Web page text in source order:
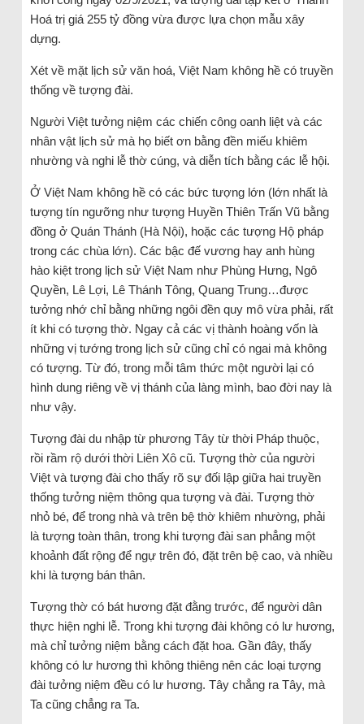
Hoá trị giá 255 tỷ đồng vừa được lựa chọn mẫu xây
dựng.
Xét về mặt lịch sử văn hoá, Việt Nam không hề có truyền
thống về tượng đài.
Người Việt tưởng niệm các chiến công oanh liệt và các
nhân vật lịch sử mà họ biết ơn bằng đền miếu khiêm
nhường và nghi lễ thờ cúng, và diễn tích bằng các lễ hội.
Ở Việt Nam không hề có các bức tượng lớn (lớn nhất là
tượng tín ngưỡng như tượng Huyền Thiên Trấn Vũ bằng
đồng ở Quán Thánh (Hà Nội), hoặc các tượng Hộ pháp
trong các chùa lớn). Các bậc đế vương hay anh hùng
hào kiệt trong lịch sử Việt Nam như Phùng Hưng, Ngô
Quyền, Lê Lợi, Lê Thánh Tông, Quang Trung…được
tưởng nhớ chỉ bằng những ngôi đền quy mô vừa phải, rất
ít khi có tượng thờ. Ngay cả các vị thành hoàng vốn là
những vị tướng trong lịch sử cũng chỉ có ngai mà không
có tượng. Từ đó, trong mỗi tâm thức một người lại có
hình dung riêng về vị thánh của làng mình, bao đời nay là
như vậy.
Tượng đài du nhập từ phương Tây từ thời Pháp thuộc,
rồi rầm rộ dưới thời Liên Xô cũ. Tượng thờ của người
Việt và tượng đài cho thấy rõ sự đối lập giữa hai truyền
thống tưởng niệm thông qua tượng và đài. Tượng thờ
nhỏ bé, để trong nhà và trên bệ thờ khiêm nhường, phải
là tượng toàn thân, trong khi tượng đài san phẳng một
khoảnh đất rộng để ngự trên đó, đặt trên bệ cao, và nhiều
khi là tượng bán thân.
Tượng thờ có bát hương đặt đằng trước, để người dân
thực hiện nghi lễ. Trong khi tượng đài không có lư hương,
mà chỉ tưởng niệm bằng cách đặt hoa. Gần đây, thấy
không có lư hương thì không thiêng nên các loại tượng
đài tưởng niệm đều có lư hương. Tây chẳng ra Tây, mà
Ta cũng chẳng ra Ta.